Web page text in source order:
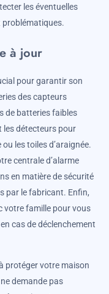
les éventuelles
problématiques.
à jour
pour garantir son
des capteurs
de batteries faibles
les détecteurs pour
les toiles d’araignée.
centrale d’alarme
en matière de sécurité
par le fabricant. Enfin,
votre famille pour vous
cas de déclenchement
protéger votre maison
demande pas